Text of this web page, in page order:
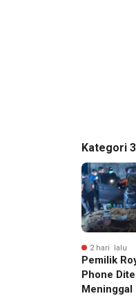
Kategori 3
2 hari lalu
Pemilik
Phone
Meninggal